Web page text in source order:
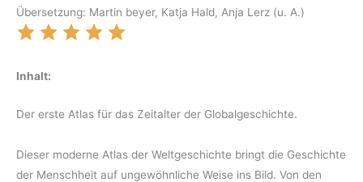
Übersetzung: Martin beyer, Katja Hald, Anja Lerz (u. A.)
Inhalt:
Der erste Atlas für das Zeitalter der Globalgeschichte.
Dieser moderne Atlas der Weltgeschichte bringt die Geschichte
der Menschheit auf ungewöhnliche Weise ins Bild. Von den